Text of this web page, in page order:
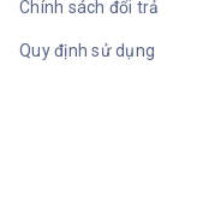
Chính sách đổi trả
Quy định sử dụng